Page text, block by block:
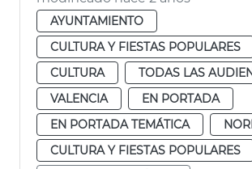
AYUNTAMIENTO
CULTURA Y FIESTAS POPULARES
CULTURA
TODAS LAS
VALENCIA
EN PORTADA
EN PORTADA TEMÁTICA
CULTURA Y FIESTAS POPULARES